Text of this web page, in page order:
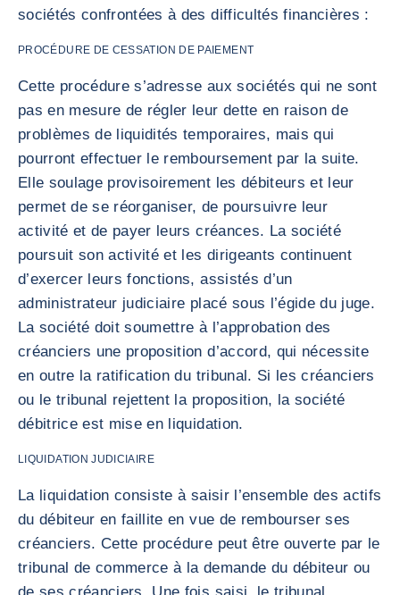
sociétés confrontées à des difficultés financières :
PROCÉDURE DE CESSATION DE PAIEMENT
Cette procédure s’adresse aux sociétés qui ne sont
pas en mesure de régler leur dette en raison de
problèmes de liquidités temporaires, mais qui
pourront effectuer le remboursement par la suite.
Elle soulage provisoirement les débiteurs et leur
permet de se réorganiser, de poursuivre leur
activité et de payer leurs créances. La société
poursuit son activité et les dirigeants continuent
d’exercer leurs fonctions, assistés d’un
administrateur judiciaire placé sous l’égide du juge.
La société doit soumettre à l’approbation des
créanciers une proposition d’accord, qui nécessite
en outre la ratification du tribunal. Si les créanciers
ou le tribunal rejettent la proposition, la société
débitrice est mise en liquidation.
LIQUIDATION JUDICIAIRE
La liquidation consiste à saisir l’ensemble des actifs
du débiteur en faillite en vue de rembourser ses
créanciers. Cette procédure peut être ouverte par le
tribunal de commerce à la demande du débiteur ou